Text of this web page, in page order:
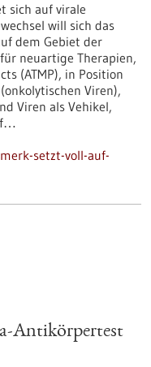
sich auf virale
will sich das
dem Gebiet der
neuartige Therapien,
(ATMP), in Position
Viren),
Viren als Vehikel,
setzt-voll-auf-
Antikörpertest